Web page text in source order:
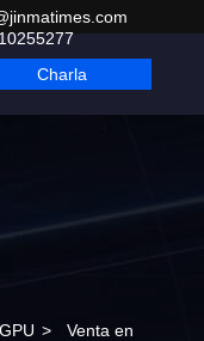
Charla
> Venta en